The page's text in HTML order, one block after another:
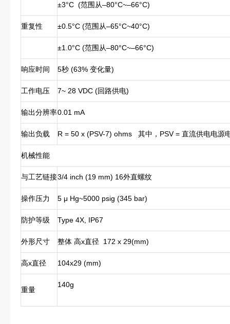
±3°C (范围从–80°C~–66°C)
重复性 ±0.5°C (范围从–65°C~40°C)
±1.0°C (范围从–80°C~–66°C)
响应时间 5秒 (63% 变化量)
工作电压 7~ 28 VDC (回路供电)
输出分辨率0.01 mA
输出负载 R = 50 x (PSV-7) ohms 其中，PSV = 直流供电电源
机械性能
与工艺链接3/4 inch (19 mm) 16外直螺纹
操作压力 5 μ Hg~5000 psig (345 bar)
防护等级 Type 4X, IP67
外形尺寸 整体 高x直径 172 x 29(mm)
高x直径 104x29 (mm)
重量
140g